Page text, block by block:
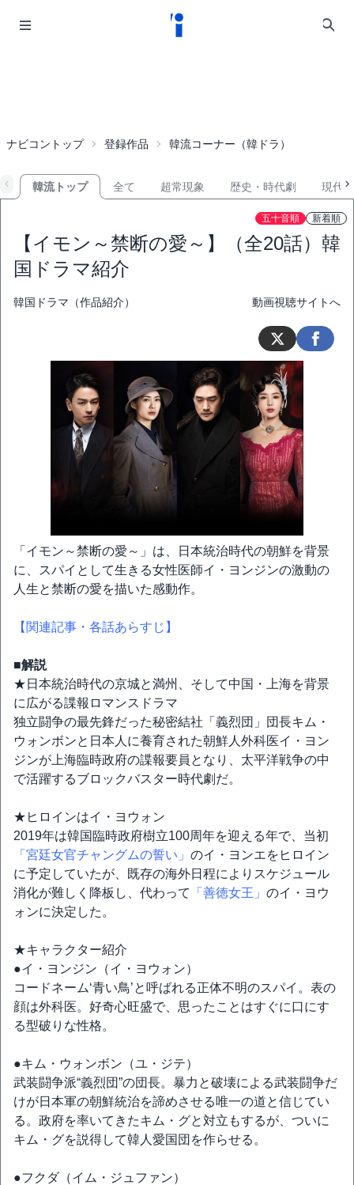
ナビコントップ 登録作品 韓流コーナー（韓ドラ）
韓流トップ 全て 超常現象 歴史・時代劇 現代
五十音順 新着順
【イモン～禁断の愛～】（全20話）韓
国ドラマ紹介
韓国ドラマ（作品紹介） 動画視聴サイトへ
「イモン～禁断の愛～」は、日本統治時代の朝鮮を背景
に、スパイとして生きる女性医師イ・ヨンジンの激動の
人生と禁断の愛を描いた感動作。
【関連記事・各話あらすじ】
■解説
★日本統治時代の京城と満州、そして中国・上海を背景
に広がる諜報ロマンスドラマ
独立闘争の最先鋒だった秘密結社「義烈団」団長キム・
ウォンボンと日本人に養育された朝鮮人外科医イ・ヨン
ジンが上海臨時政府の諜報要員となり、太平洋戦争の中
で活躍するブロックバスター時代劇だ。
★ヒロインはイ・ヨウォン
2019年は韓国臨時政府樹立100周年を迎える年で、当初
「宮廷女官チャングムの誓い」 のイ・ヨンエをヒロイン
に予定していたが、既存の海外日程によりスケジュール
消化が難しく降板し、代わって
「善徳女王」 のイ・ヨウ
ォンに決定した。
★キャラクター紹介
●イ・ヨンジン（イ・ヨウォン）
コードネーム‘青い鳥’と呼ばれる正体不明のスパイ。表の
顔は外科医。好奇心旺盛で、思ったことはすぐに口にす
る型破りな性格。
●キム・ウォンボン（ユ・ジテ）
武装闘争派“義烈団”の団長。暴力と破壊による武装闘争だ
けが日本軍の朝鮮統治を諦めさせる唯一の道と信じてい
る。政府を率いてきたキム・グと対立もするが、ついに
キム・グを説得して韓人愛国団を作らせる。
●フクダ（イム・ジュファン）